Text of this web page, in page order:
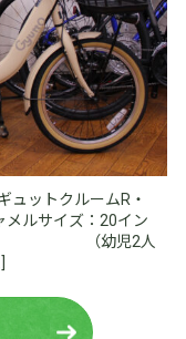
ュットクルームR・
メルサイズ：20イン
） （幼児2人